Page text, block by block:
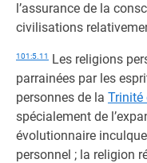
l’assurance de la
civilisations
101:5.11
Les religions
parrainées par les
personnes de la Trinité
spécialement de
évolutionnaire
personnel ; la religion